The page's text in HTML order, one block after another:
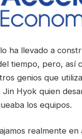
ha llevado a
tiempo, pero, así
genios que
Hyok quien
los equipos.
realmente